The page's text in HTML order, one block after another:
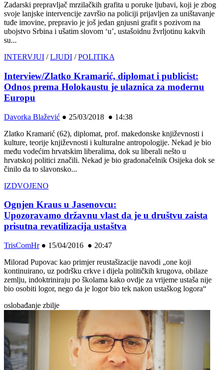
Zadarski prepravljač mrzilačkih grafita u poruke ljubavi, koji je zbog
svoje lanjske intervencije završio na policiji prijavljen za uništavanje
tuđe imovine, prepravio je još jedan gnjusni grafit s pozivom na
ubojstvo Srbina i ušatim slovom ‘u’, ustašoidnu žvrljotinu kakvih
su...
INTERVJUI /LJUDI /POLITIKA
Interview/Zlatko Kramarić, diplomat i publicist:
Odnos prema Holokaustu je ulaznica za modernu
Europu
Davorka Blažević ● 25/03/2018 ● 14:38
Zlatko Kramarić (62), diplomat, prof. makedonske književnosti i
kulture, teorije književnosti i kulturalne antropologije. Nekad je bio
među vodećim hrvatskim liberalima, dok su liberali nešto u
hrvatskoj politici značili. Nekad je bio gradonačelnik Osijeka dok se
činilo da to slavonsko...
IZDVOJENO
Ognjen Kraus u Jasenovcu:
Upozoravamo državnu vlast da je u društvu zaista
prisutna revatilizacija ustaštva
TrisComHr● 15/04/2016 ● 20:47
Milorad Pupovac kao primjer reustašizacije navodi „one koji
kontinuirano, uz podršku crkve i dijela političkih krugova, obilaze
zemlju, indoktriniraju po školama kako ovdje za vrijeme ustaša nije
bio osobiti logor, nego da je logor bio tek nakon ustaškog logora“
oslobađanje zbilje